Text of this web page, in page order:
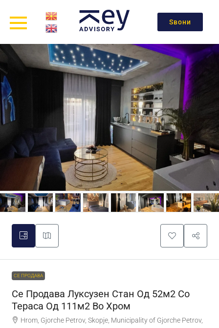
Ѕвони
СЕ ПРОДАВА
Се Продава Луксузен Стан Од 52м2 Со
Тераса Од 111м2 Во Хром
Hrom, Gjorche Petrov, Skopje, Municipality of Gjorche Petrov,